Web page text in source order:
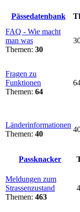
Pässedatenbank
FAQ - Wie macht
man was
Themen: 30
Fragen zu
Funktionen
Themen: 64
Länderinformationen
Themen: 40
Passknacker
Meldungen zum
Strassenzustand
Themen: 463